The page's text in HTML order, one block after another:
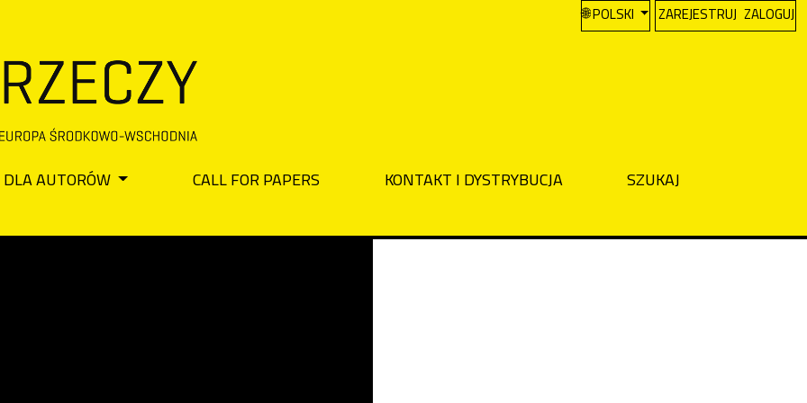
CHANGE THE LANGUAGE. THE
POLSKI ZAREJESTRUJ ZALOGUJ
DLA AUTORÓW CALL FOR PAPERS KONTAKT I DYSTRYBUCJA
SZUKAJ